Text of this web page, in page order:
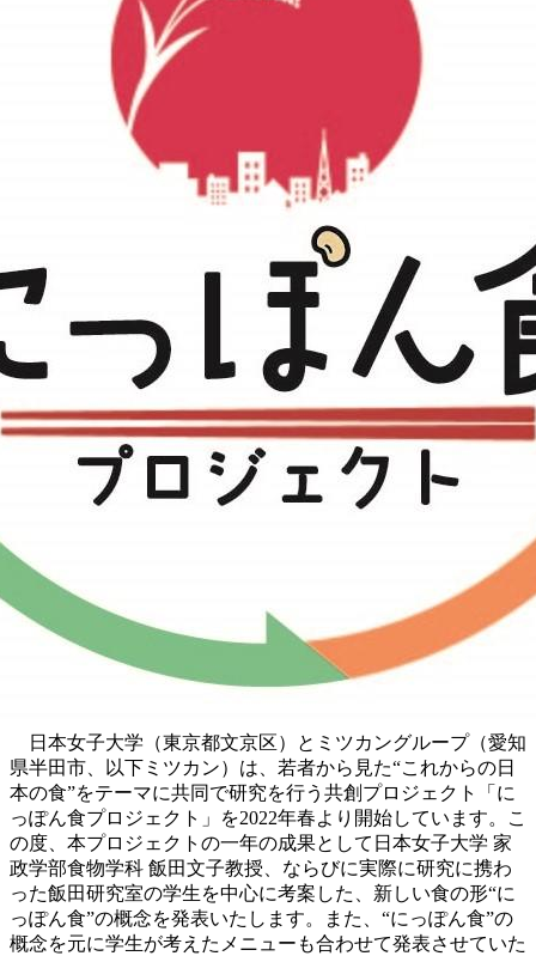
日本女子大学（東京都文京区）とミツカングループ（愛知
県半田市、以下ミツカン）は、若者から見た“これからの日
本の食”をテーマに共同で研究を行う共創プロジェクト「に
っぽん食プロジェクト」を2022年春より開始しています。こ
の度、本プロジェクトの一年の成果として日本女子大学 家
政学部食物学科 飯田文子教授、ならびに実際に研究に携わ
った飯田研究室の学生を中心に考案した、新しい食の形“に
っぽん食”の概念を発表いたします。また、“にっぽん食”の
概念を元に学生が考えたメニューも合わせて発表させていた